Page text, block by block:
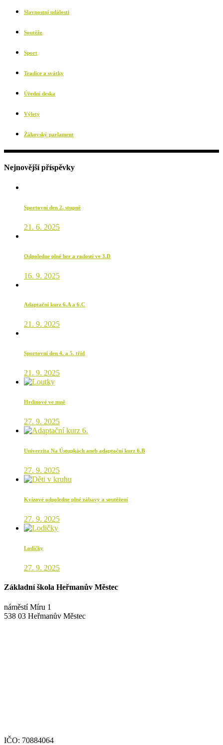
Slavnostní události
Soutěže
Sport
Tradice a svátky
Úřední deska
Výlety
Žákovský parlament
Nejnovější příspěvky
Sportovní den 2. stupně
21. 6. 2025
Odpoledne plné her a radosti ve 3.D
16. 9. 2025
Adaptační kurz 6.A a 6.C
21. 9. 2025
Sportovní den 4. a 5. tříd
21. 9. 2025
Hrdinové ve mně
27. 9. 2025
Univerzita Na Ústupkách aneb adaptační kurz 6.B
27. 9. 2025
Kvízové odpoledne plné zábavy a soutěžení
27. 9. 2025
Lodičky
27. 9. 2025
Základní škola Heřmanův Městec
náměstí Míru 1
538 03 Heřmanův Městec
IČO: 70884064